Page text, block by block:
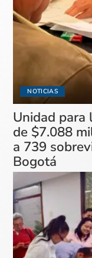
NOTICIAS
Unidad para
de $7.088
a 739
Bogotá